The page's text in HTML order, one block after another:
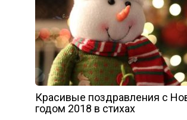
Красивые поздравления с
годом 2018 в стихах